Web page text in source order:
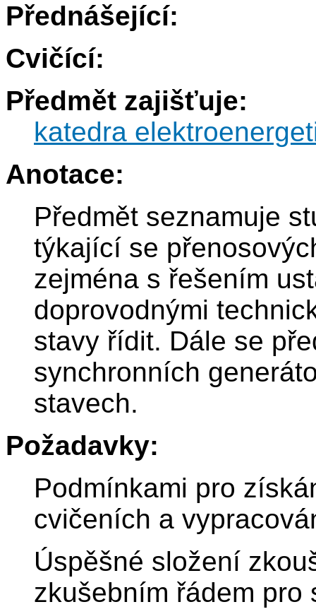
Přednášející:
Cvičící:
Předmět zajišťuje:
katedra
Anotace:
Předmět seznamuje
týkající se
zejména s řešením
doprovodnými
stavy řídit. Dále se
synchronních
stavech.
Požadavky:
Podmínkami pro
cvičeních a
Úspěšné složení
zkušebním řádem pro